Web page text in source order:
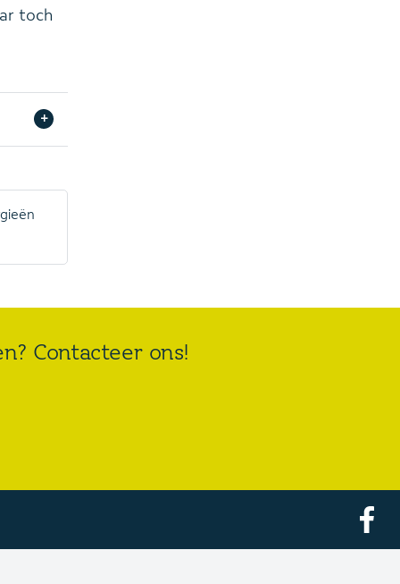
toch
Contacteer ons!